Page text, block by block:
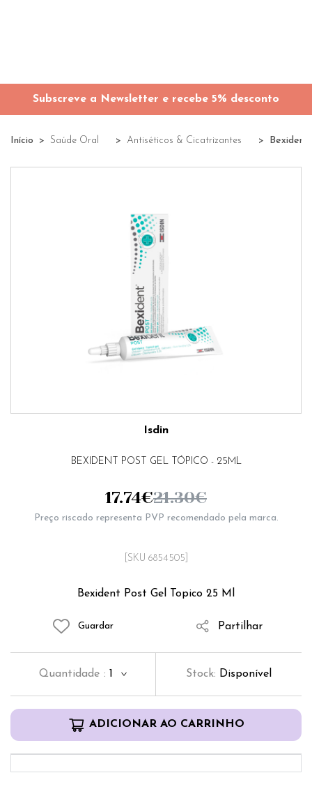
Subscreve a Newsletter e recebe 5% desconto
Início Saúde Oral Antiséticos & Cicatrizantes Bexident
Isdin
BEXIDENT POST GEL TÓPICO - 25ML
Bexident Post Gel Topico 25 Ml
[SKU 6854505]
17.74€21.30€
Preço riscado representa PVP recomendado pela marca.
Guardar Partilhar
Quantidade : 1 Stock: Disponível
ADICIONAR AO CARRINHO